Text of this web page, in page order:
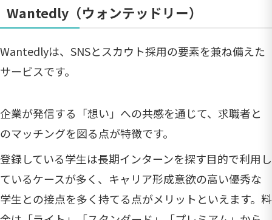
Wantedly（ウォンテッドリー）
Wantedlyは、SNSとスカウト採用の要素を兼ね備えた
サービスです。
企業が発信する「想い」への共感を通じて、求職者と
のマッチングを図る点が特徴です。
登録している学生は長期インターンを探す目的で利用し
ているケースが多く、キャリア形成意欲の高い優秀な
学生との接点を多く持てる点がメリットといえます。料